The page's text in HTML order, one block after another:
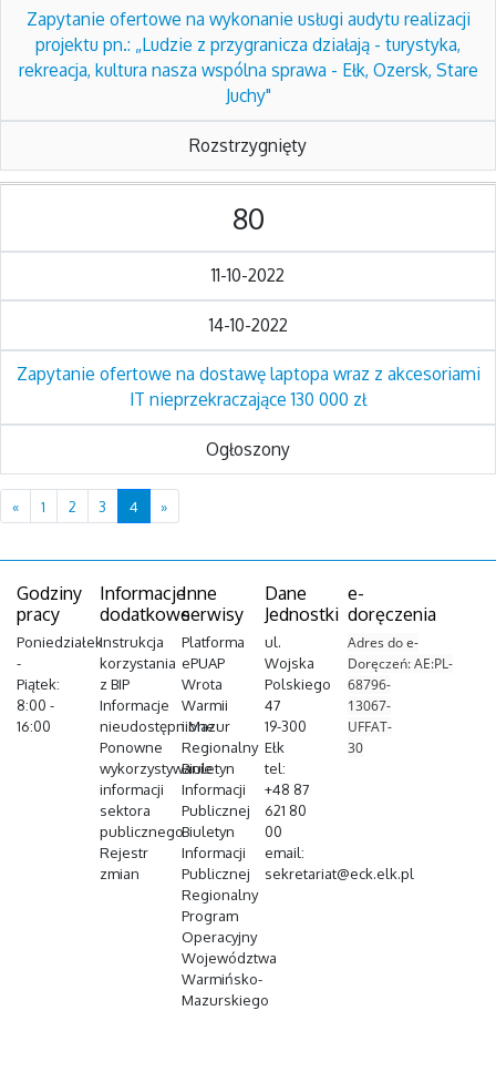
Zapytanie ofertowe na wykonanie usługi audytu realizacji
projektu pn.: „Ludzie z przygranicza działają - turystyka,
rekreacja, kultura nasza wspólna sprawa - Ełk, Ozersk, Stare
Juchy"
Rozstrzygnięty
80
11-10-2022
14-10-2022
Zapytanie ofertowe na dostawę laptopa wraz z akcesoriami
IT nieprzekraczające 130 000 zł
Ogłoszony
«Previous
1 2 3 4 »Next
Godziny
pracy
Poniedziałek
-
Piątek:
8:00 -
16:00
Informacje
dodatkowe
Instrukcja
korzystania
z BIP
Informacje
nieudostępnione
Ponowne
wykorzystywanie
informacji
sektora
publicznego
Rejestr
zmian
Inne
serwisy
Platforma
ePUAP
Wrota
Warmii
i Mazur
Regionalny
Biuletyn
Informacji
Publicznej
Biuletyn
Informacji
Publicznej
Regionalny
Program
Operacyjny
Województwa
Warmińsko-
Mazurskiego
Dane
Jednostki
ul.
Wojska
Polskiego
47
19-300
Ełk
tel:
+48 87
621 80
00
email:
sekretariat@eck.elk.pl
e-
doręczenia
Adres do e-
Doręczeń: AE:PL-
68796-
13067-
UFFAT-
30